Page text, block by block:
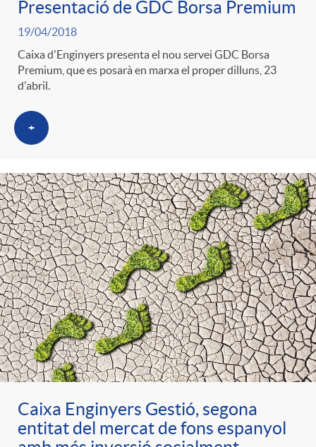
Presentació de GDC Borsa Premium
19/04/2018
Caixa d'Enginyers presenta el nou servei GDC Borsa
Premium, que es posarà en marxa el proper dilluns, 23
d'abril.
+
Caixa Enginyers Gestió, segona
entitat del mercat de fons espanyol